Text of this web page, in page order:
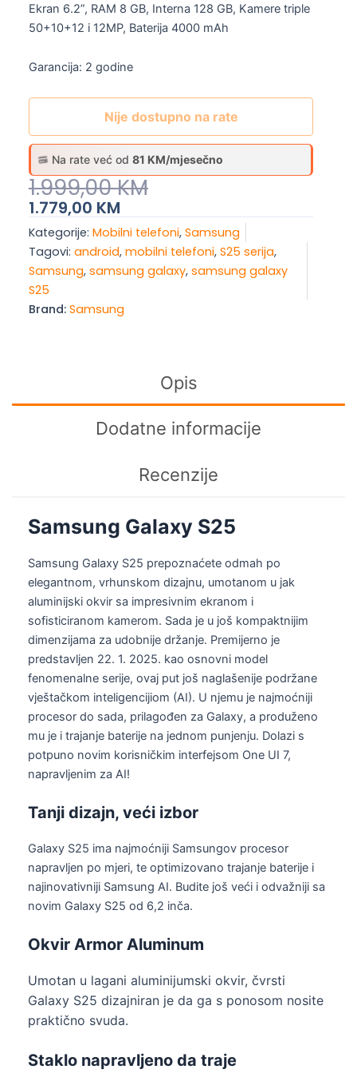
Ekran 6.2”, RAM 8 GB, Interna 128 GB, Kamere triple
50+10+12 i 12MP, Baterija 4000 mAh
Garancija: 2 godine
Na rate već od 81 KM/mjesečno
Nije dostupno na rate
1.999,00KM
Original
Price
Was:
1.999,00 KM.
1.779,00 KM
Current
Price
Is:
1.779,00 KM.
Kategorije: Mobilni telefoni, Samsung
Tagovi: android, mobilni telefoni, S25 serija,
Samsung, samsung galaxy, samsung galaxy
S25
Brand: Samsung
Opis
Dodatne informacije
Recenzije
Samsung Galaxy S25
Samsung Galaxy S25 prepoznaćete odmah po
elegantnom, vrhunskom dizajnu, umotanom u jak
aluminijski okvir sa impresivnim ekranom i
sofisticiranom kamerom. Sada je u još kompaktnijim
dimenzijama za udobnije držanje. Premijerno je
predstavljen 22. 1. 2025. kao osnovni model
fenomenalne serije, ovaj put još naglašenije podržane
vještačkom inteligencijiom (AI). U njemu je najmoćniji
procesor do sada, prilagođen za Galaxy, a produženo
mu je i trajanje baterije na jednom punjenju. Dolazi s
potpuno novim korisničkim interfejsom One UI 7,
napravljenim za AI!
Tanji dizajn, veći izbor
Galaxy S25 ima najmoćniji Samsungov procesor
napravljen po mjeri, te optimizovano trajanje baterije i
najinovativniji Samsung AI. Budite još veći i odvažniji sa
novim Galaxy S25 od 6,2 inča.
Okvir Armor Aluminum
Umotan u lagani aluminijumski okvir, čvrsti
Galaxy S25 dizajniran je da ga s ponosom nosite
praktično svuda.
Staklo napravljeno da traje